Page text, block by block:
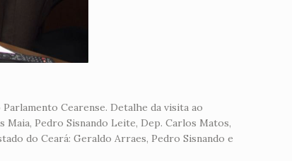
Cearense. Detalhe da visita ao
Pedro Sisnando Leite, Dep. Carlos Matos,
do Ceará: Geraldo Arraes, Pedro Sisnando e